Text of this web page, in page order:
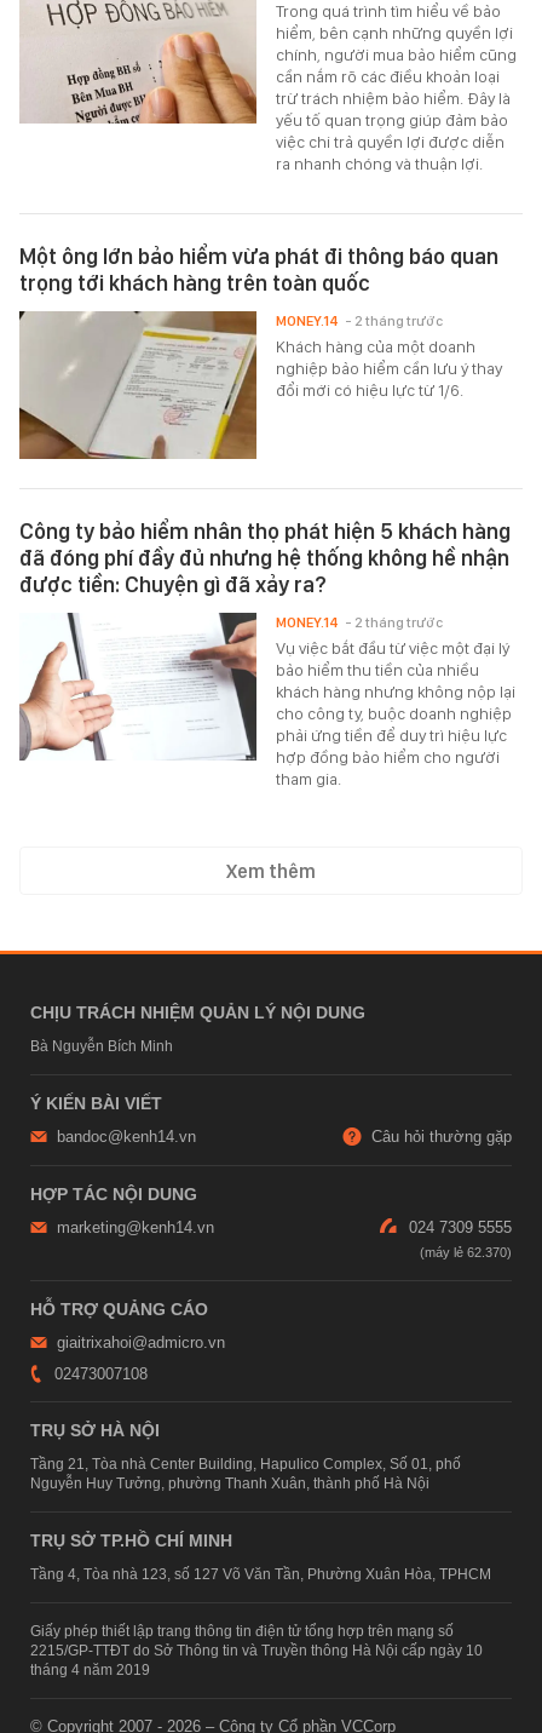
Trong quá trình tìm hiểu về bảo
hiểm, bên cạnh những quyền lợi
chính, người mua bảo hiểm cũng
cần nắm rõ các điều khoản loại
trừ trách nhiệm bảo hiểm. Đây là
yếu tố quan trọng giúp đảm bảo
việc chi trả quyền lợi được diễn
ra nhanh chóng và thuận lợi.
Một ông lớn bảo hiểm vừa phát đi thông báo quan
trọng tới khách hàng trên toàn quốc
Khách hàng của một doanh
nghiệp bảo hiểm cần lưu ý thay
đổi mới có hiệu lực từ 1/6.
MONEY.14 - 2 tháng trước
Công ty bảo hiểm nhân thọ phát hiện 5 khách hàng
đã đóng phí đầy đủ nhưng hệ thống không hề nhận
được tiền: Chuyện gì đã xảy ra?
Vụ việc bắt đầu từ việc một đại lý
bảo hiểm thu tiền của nhiều
khách hàng nhưng không nộp lại
cho công ty, buộc doanh nghiệp
phải ứng tiền để duy trì hiệu lực
hợp đồng bảo hiểm cho người
tham gia.
MONEY.14 - 2 tháng trước
Xem thêm
CHỊU TRÁCH NHIỆM QUẢN LÝ NỘI DUNG
Bà Nguyễn Bích Minh
Ý KIẾN BÀI VIẾT
bandoc@kenh14.vn Câu hỏi thường gặp
HỢP TÁC NỘI DUNG
marketing@kenh14.vn 024 7309 5555
HỖ TRỢ QUẢNG CÁO
giaitrixahoi@admicro.vn
02473007108
TRỤ SỞ HÀ NỘI
Tầng 21, Tòa nhà Center Building, Hapulico Complex, Số 01, phố
Nguyễn Huy Tưởng, phường Thanh Xuân, thành phố Hà Nội
TRỤ SỞ TP.HỒ CHÍ MINH
Tầng 4, Tòa nhà 123, số 127 Võ Văn Tần, Phường Xuân Hòa, TPHCM
Giấy phép thiết lập trang thông tin điện tử tổng hợp trên mạng số
2215/GP-TTĐT do Sở Thông tin và Truyền thông Hà Nội cấp ngày 10
tháng 4 năm 2019
© Copyright 2007 - 2026 – Công ty Cổ phần VCCorp